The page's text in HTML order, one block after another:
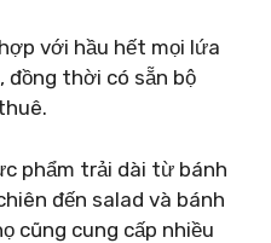
với hầu hết mọi lứa
đồng thời có sẵn bộ
phẩm trải dài từ bánh
đến salad và bánh
cũng cung cấp nhiều